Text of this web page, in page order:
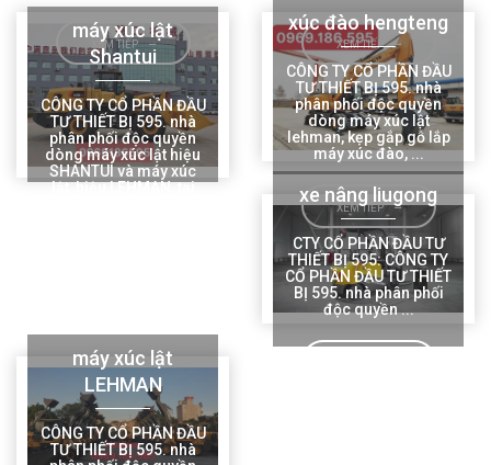
XEM TIẾP XEM TIẾP
máy xúc lật
Shantui
CÔNG TY CỔ PHẦN ĐẦU
TƯ THIẾT BỊ 595. nhà
phân phối độc quyền
dòng máy xúc lật hiệu
SHANTUI và máy xúc
lật hiệu LEHMAN tại
xúc đào hengteng
CÔNG TY CỔ PHẦN ĐẦU
TƯ THIẾT BỊ 595. nhà
phân phối độc quyền
dòng máy xúc lật
lehman, kẹp gắp gỗ lắp
máy xúc đào, ...
XEM TIẾP
xe nâng liugong
CTY CỔ PHẦN ĐẦU TƯ
THIẾT BỊ 595: CÔNG TY
CỔ PHẦN ĐẦU TƯ THIẾT
BỊ 595. nhà phân phối
độc quyền ...
máy xúc lật
LEHMAN
CÔNG TY CỔ PHẦN ĐẦU
TƯ THIẾT BỊ 595. nhà